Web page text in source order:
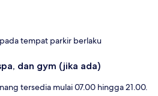
tempat parkir berlaku
dan gym (jika ada)
tersedia mulai 07.00 hingga 21.00.